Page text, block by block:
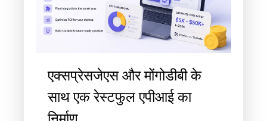
एक्सप्रेसजेएस और मोंगोडीबी के
साथ एक रेस्टफुल एपीआई का